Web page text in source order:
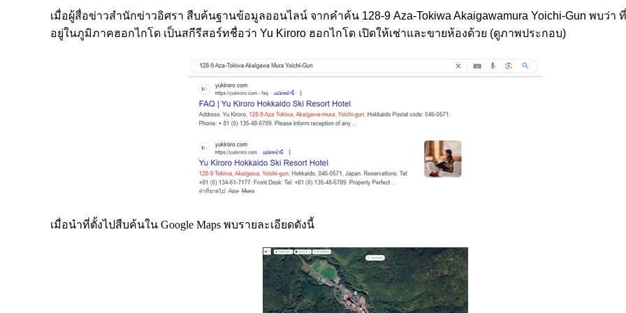
เมื่อผู้สื่อข่าวสำนักข่าวอิศรา สืบค้นฐานข้อมูลออนไลน์ จากคำค้น 128-9 Aza-Tokiwa Akaigawamura Yoichi-Gun พบว่า
อยู่ในภูมิภาคฮอกไกโด เป็นสกีรีสอร์ทชื่อว่า Yu Kiroro ฮอกไกโด เปิดให้เช่าและขายห้องด้วย (ดูภาพประกอบ)
เมื่อนำที่ตั้งไปสืบค้นใน Google Maps พบรายละเอียดดังนี้